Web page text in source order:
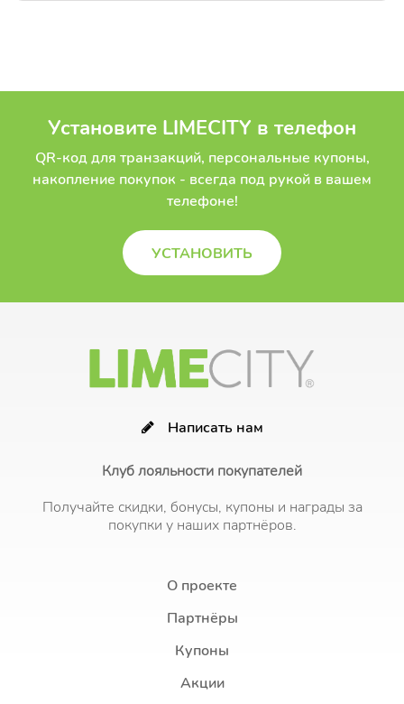
Установите LIMECITY в телефон
QR-код для транзакций, персональные купоны,
накопление покупок - всегда под рукой в вашем
телефоне!
УСТАНОВИТЬ
Написать нам
Клуб лояльности покупателей
Получайте скидки, бонусы, купоны и награды за
покупки у наших партнёров.
О проекте
Партнёры
Купоны
Акции